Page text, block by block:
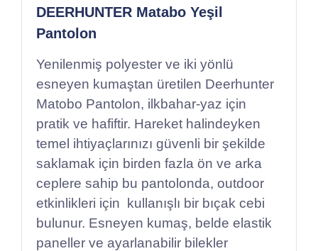
DEERHUNTER Matabo Yeşil
Pantolon
Yenilenmiş polyester ve iki yönlü
esneyen kumaştan üretilen Deerhunter
Matobo Pantolon, ilkbahar-yaz için
pratik ve hafiftir. Hareket halindeyken
temel ihtiyaçlarınızı güvenli bir şekilde
saklamak için birden fazla ön ve arka
ceplere sahip bu pantolonda, outdoor
etkinlikleri için kullanışlı bir bıçak cebi
bulunur. Esneyen kumaş, belde elastik
paneller ve ayarlanabilir bilekler